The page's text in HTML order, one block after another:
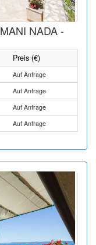
NADA -
Preis (€)
Auf Anfrage
Auf Anfrage
Auf Anfrage
Auf Anfrage